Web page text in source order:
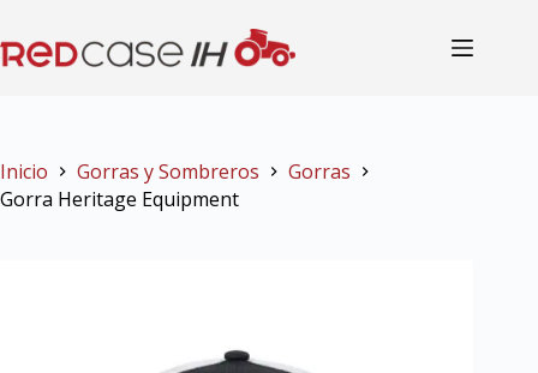
Inicio Gorras y Sombreros
Gorras
Gorra Heritage Equipment